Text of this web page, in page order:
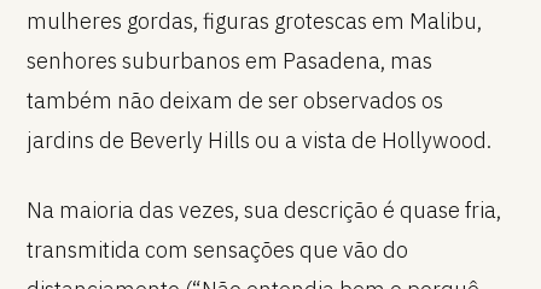
mulheres gordas, figuras grotescas em Malibu,
senhores suburbanos em Pasadena, mas
também não deixam de ser observados os
jardins de Beverly Hills ou a vista de Hollywood.
Na maioria das vezes, sua descrição é quase fria,
transmitida com sensações que vão do